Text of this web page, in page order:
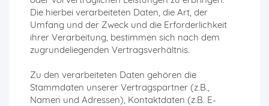
Die hierbei verarbeiteten Daten, die Art, der
Umfang und der Zweck und die Erforderlichkeit
ihrer Verarbeitung, bestimmen sich nach dem
zugrundeliegenden Vertragsverhältnis.
Zu den verarbeiteten Daten gehören die
Stammdaten unserer Vertragspartner (z.B.,
Namen und Adressen), Kontaktdaten (z.B. E-